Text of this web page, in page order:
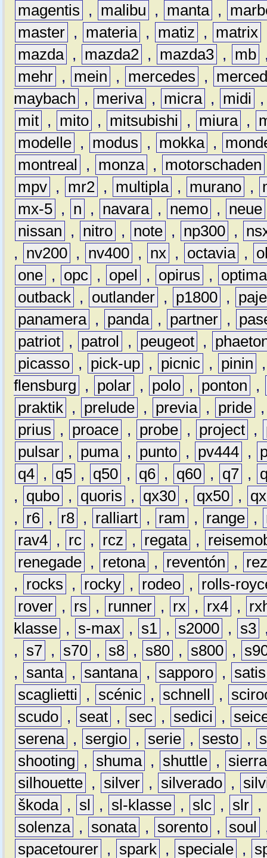
magentis
, malibu , manta ,
master , materia , matiz , matrix
mazda , mazda2 , mazda3 , mb
mehr , mein , mercedes ,
maybach
, meriva , micra , midi
mit , mito , mitsubishi , miura ,
modelle , modus , mokka ,
montreal
, monza , motorschaden
mpv , mr2 , multipla , murano ,
mx-5 , n , navara , nemo , neue
nissan
, nitro , note , np300 ,
,
nv200 , nv400 , nx , octavia ,
one , opc , opel , opirus ,
optima
outback , outlander , p1800 ,
panamera , panda , partner ,
patriot , patrol , peugeot ,
picasso , pick-up , picnic , pinin
flensburg
, polar , polo , ponton
,
praktik , prelude , previa , pride
prius
, proace , probe , project ,
pulsar , puma , punto , pv444 ,
q4 , q5 , q50 , q6 , q60 , q7 ,
,
qubo , quoris , qx30 , qx50 ,
,
r6 , r8 , ralliart , ram , range ,
rav4 , rc , rcz , regata ,
renegade , retona , reventón ,
,
rocks , rocky , rodeo ,
rolls-
rover , rs , runner , rx , rx4 ,
klasse , s-max , s1 , s2000 , s3
,
s7 , s70 , s8 , s80 , s800 ,
,
santa , santana , sapporo ,
satis
scaglietti
, scénic , schnell ,
scudo , seat , sec , sedici ,
serena , sergio , serie , sesto ,
shooting
, shuma , shuttle ,
sierra
silhouette , silver , silverado ,
škoda , sl , sl-klasse , slc , slr ,
solenza , sonata , sorento , soul
spacetourer , spark , speciale ,